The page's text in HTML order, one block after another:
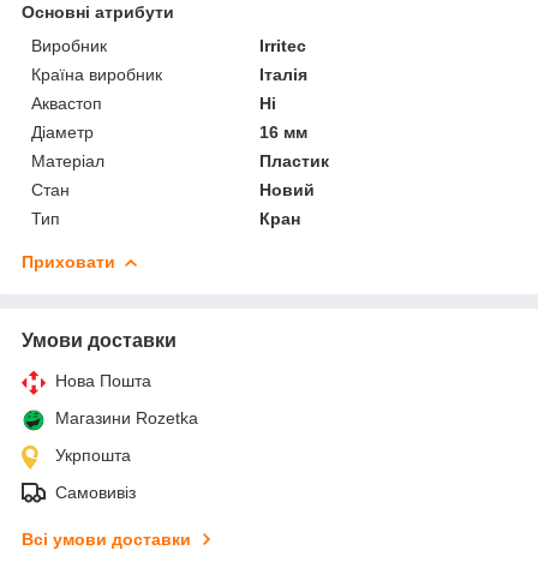
Основні атрибути
Виробник
Irritec
Країна виробник
Італія
Аквастоп
Ні
Діаметр
16 мм
Матеріал
Пластик
Стан
Новий
Тип
Кран
Приховати
Умови доставки
Нова Пошта
Магазини Rozetka
Укрпошта
Самовивіз
Всі умови доставки